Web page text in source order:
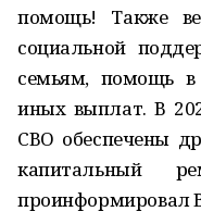
помощь! Также
социальной
семьям, помощь
иных выплат. В
СВО обеспечены
капитальный
проинформировал